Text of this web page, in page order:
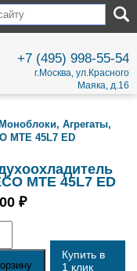
+7 (495) 998-55-54
г.Москва, ул.Красного
Маяка, д.16
Моноблоки, Агрегаты,
MTE 45L7 ED
MTE 45L7 ED
₽
Купить в
1 клик